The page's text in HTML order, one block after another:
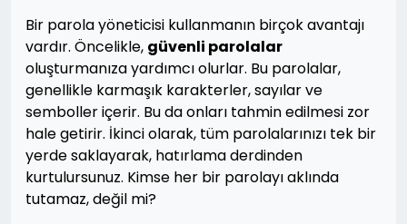
Bir parola yöneticisi kullanmanın birçok avantajı
vardır. Öncelikle, güvenli parolalar
oluşturmanıza yardımcı olurlar. Bu parolalar,
genellikle karmaşık karakterler, sayılar ve
semboller içerir. Bu da onları tahmin edilmesi zor
hale getirir. İkinci olarak, tüm parolalarınızı tek bir
yerde saklayarak, hatırlama derdinden
kurtulursunuz. Kimse her bir parolayı aklında
tutamaz, değil mi?